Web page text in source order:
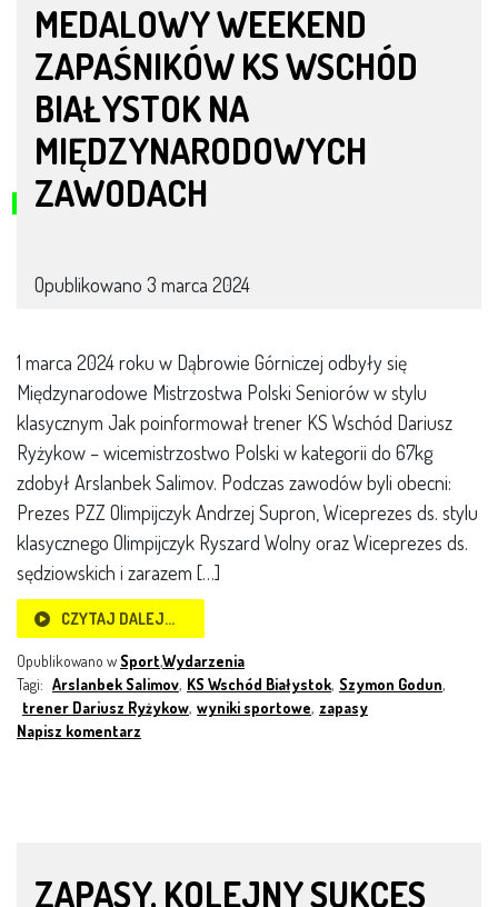
MEDALOWY WEEKEND
ZAPAŚNIKÓW KS WSCHÓD
BIAŁYSTOK NA
MIĘDZYNARODOWYCH
ZAWODACH
Opublikowano 3 marca 2024
1 marca 2024 roku w Dąbrowie Górniczej odbyły się
Międzynarodowe Mistrzostwa Polski Seniorów w stylu
klasycznym Jak poinformował trener KS Wschód Dariusz
Ryżykow – wicemistrzostwo Polski w kategorii do 67kg
zdobył Arslanbek Salimov. Podczas zawodów byli obecni:
Prezes PZZ Olimpijczyk Andrzej Supron, Wiceprezes ds. stylu
klasycznego Olimpijczyk Ryszard Wolny oraz Wiceprezes ds.
sędziowskich i zarazem […]
CZYTAJ DALEJ…
Opublikowano w Sport,Wydarzenia
Tagi: Arslanbek Salimov, KS Wschód Białystok, Szymon Godun,
trener Dariusz Ryżykow, wyniki sportowe, zapasy
Napisz komentarz
ZAPASY. KOLEJNY SUKCES